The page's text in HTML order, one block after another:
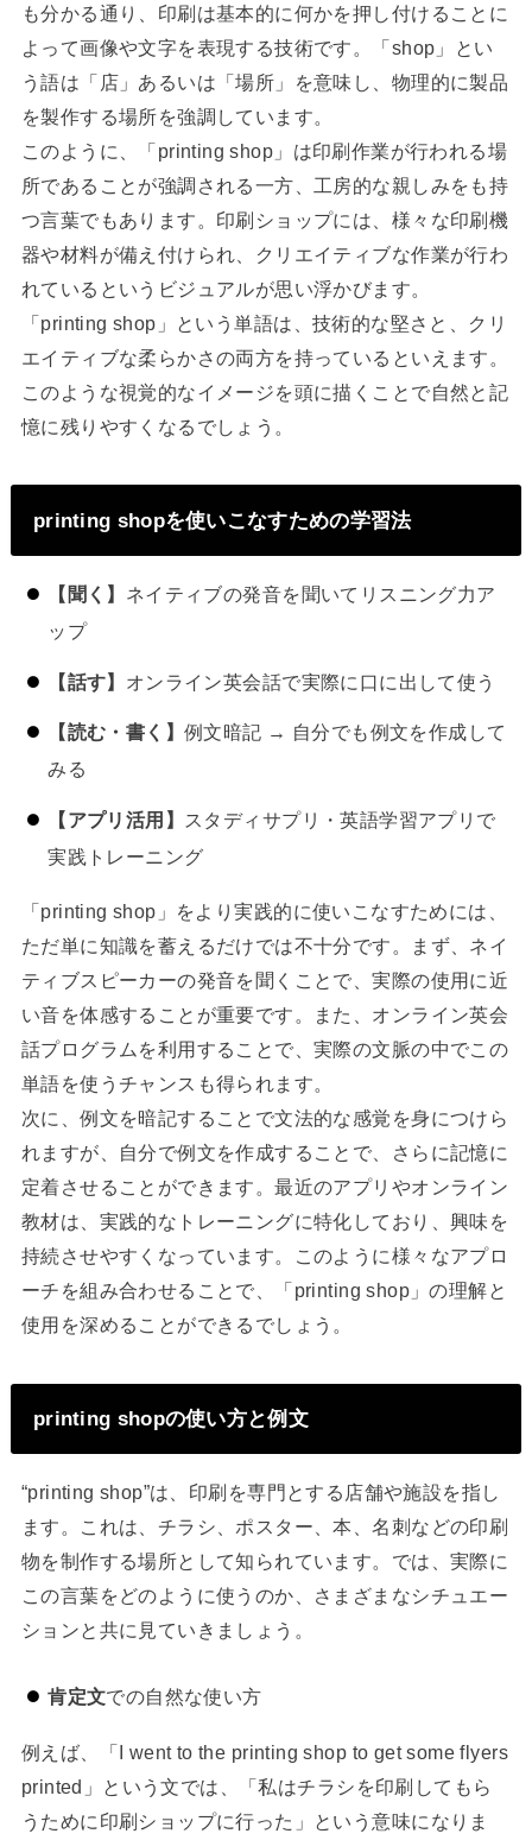
も分かる通り、印刷は基本的に何かを押し付けることに
よって画像や文字を表現する技術です。「shop」とい
う語は「店」あるいは「場所」を意味し、物理的に製品
を製作する場所を強調しています。
このように、「printing shop」は印刷作業が行われる場
所であることが強調される一方、工房的な親しみをも持
つ言葉でもあります。印刷ショップには、様々な印刷機
器や材料が備え付けられ、クリエイティブな作業が行わ
れているというビジュアルが思い浮かびます。
「printing shop」という単語は、技術的な堅さと、クリ
エイティブな柔らかさの両方を持っているといえます。
このような視覚的なイメージを頭に描くことで自然と記
憶に残りやすくなるでしょう。
printing shopを使いこなすための学習法
【聞く】 ネイティブの発音を聞いてリスニング力ア
ップ
【話す】 オンライン英会話で実際に口に出して使う
【読む・書く】例文暗記 → 自分でも例文を作成して
みる
【アプリ活用】
スタディサプリ・英語学習アプリで
実践トレーニング
「printing shop」をより実践的に使いこなすためには、
ただ単に知識を蓄えるだけでは不十分です。まず、ネイ
ティブスピーカーの発音を聞くことで、実際の使用に近
い音を体感することが重要です。また、オンライン英会
話プログラムを利用することで、実際の文脈の中でこの
単語を使うチャンスも得られます。
次に、例文を暗記することで文法的な感覚を身につけら
れますが、自分で例文を作成することで、さらに記憶に
定着させることができます。最近のアプリやオンライン
教材は、実践的なトレーニングに特化しており、興味を
持続させやすくなっています。このように様々なアプロ
ーチを組み合わせることで、「printing shop」の理解と
使用を深めることができるでしょう。
printing shopの使い方と例文
“printing shop”は、印刷を専門とする店舗や施設を指し
ます。これは、チラシ、ポスター、本、名刺などの印刷
物を制作する場所として知られています。では、実際に
この言葉をどのように使うのか、さまざまなシチュエー
ションと共に見ていきましょう。
肯定文での自然な使い方
例えば、「I went to the printing shop to get some flyers
printed」という文では、「私はチラシを印刷してもら
うために印刷ショップに行った」という意味になりま